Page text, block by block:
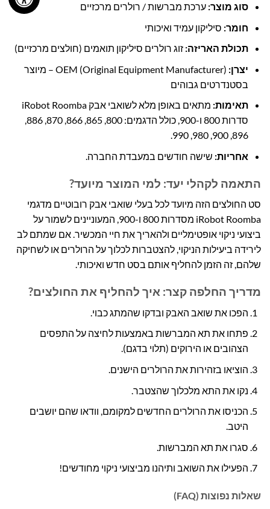
סוג מוצר: ערכת מברשות / רולרים מרכזיים
חומר: סיליקון עמיד ואיכותי
תכולת האריזה: זוג רולרים סיליקון תואמים (חולצים מרכזיים)
יצרן:
OEM (Original Equipment Manufacturer) – מיוצר
בסטנדרטים גבוהים
תאימות:
מתאים באופן מלא לשואבי אבק iRobot Roomba
סדרות 800 ו-900, כולל הדגמים: 800, 865, 866, 870, 886,
896, 900, 980, 990.
אחריות: שישה חודשים במעבדת החברה.
התאמה לקהלי יעד: למי המוצר מיועד?
סט החולצים הזה מיועד לכל בעלי שואבי אבק רובוטיים מדגמי
iRobot Roomba מסדרות 800 ו-900, המעוניינים לשמור על
ביצועי ניקוי אופטימליים ולהאריך את חיי המכשיר. אם שמתם לב
לירידה ביעילות הניקוי, להצטברות לכלוך על הרולרים או לשחיקה
שלהם, זה הזמן להחליף אותם בסט חדש ואיכותי.
מדריך החלפה קצר: איך להחליף את החולצים?
הפכו את שואב האבק ובדקו שהמתג כבוי.
פתחו את תא המברשות באמצעות לחיצה על התפסים
הצהובים או הירוקים (תלוי בדגם).
הוציאו בזהירות את הרולרים הישנים.
נקו את התא מלכלוך שהצטבר.
הכניסו את הרולרים החדשים למקומם, וודאו שהם יושבים
היטב.
סגרו את תא המברשות.
הפעילו את השואב ותיהנו מביצועי ניקוי מחודשים!
שאלות נפוצות (FAQ)